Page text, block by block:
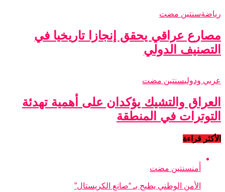
رياضةسنتين مضت
مصارع عراقي يحقق إنجازا تاريخيا في
التصنيف الدولي
عربي ودوليسنتين مضت
العراق والتشيك يؤكدان على أهمية تهدئة
التوترات في المنطقة
الأكثر قراءة
أمنسنتين مضت
الأمن الوطني يطيح بـ “صانع الكريستال”